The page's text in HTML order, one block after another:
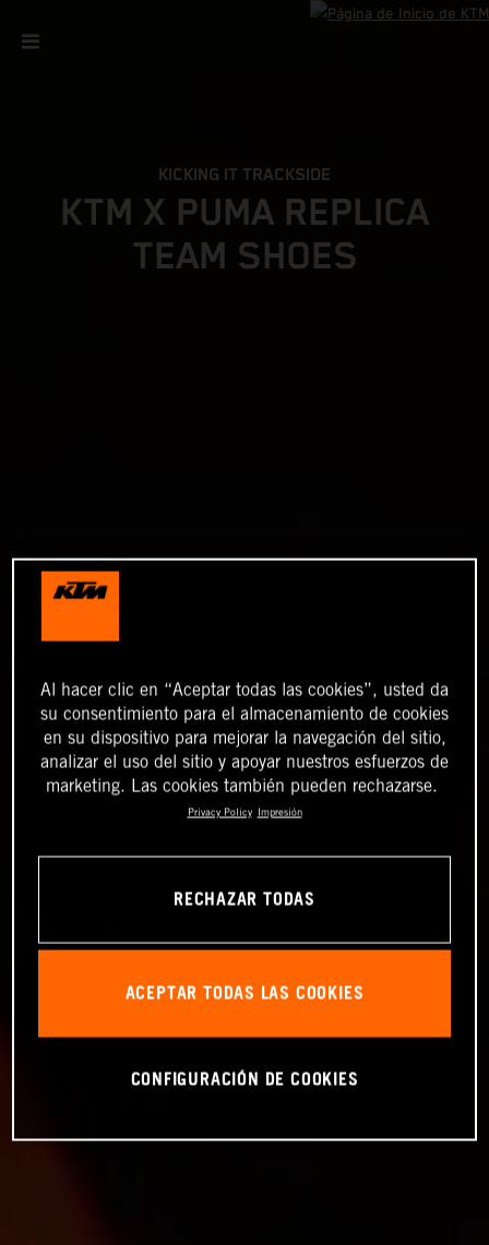
KICKING IT TRACKSIDE
KTM X PUMA REPLICA
TEAM SHOES
Al hacer clic en “Aceptar todas las cookies”, usted da
su consentimiento para el almacenamiento de cookies
en su dispositivo para mejorar la navegación del sitio,
analizar el uso del sitio y apoyar nuestros esfuerzos de
marketing. Las cookies también pueden rechazarse.
Privacy Policy Impresión
RECHAZAR TODAS
ACEPTAR TODAS LAS COOKIES
CONFIGURACIÓN DE COOKIES